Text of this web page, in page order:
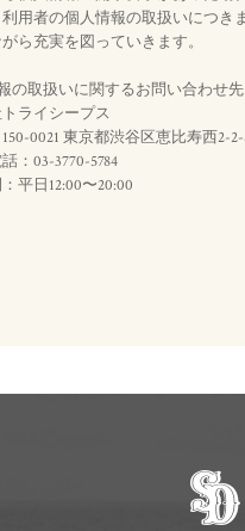
用者の個人情報の取扱いにつき
ら充実を図っていきます。
の取扱いに関するお問い合わせ先
ライシープス
0021 東京都渋谷区恵比寿西2-
：03-3770-5784
平日12:00〜20:00